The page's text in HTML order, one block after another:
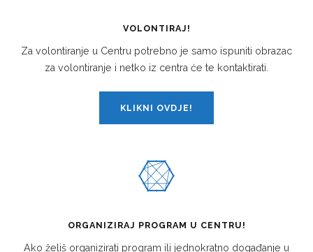
VOLONTIRAJ!
Za volontiranje u Centru potrebno je samo ispuniti obrazac
za volontiranje i netko iz centra će te kontaktirati.
KLIKNI OVDJE!
ORGANIZIRAJ PROGRAM U CENTRU!
Ako želiš organizirati program ili jednokratno događanje u